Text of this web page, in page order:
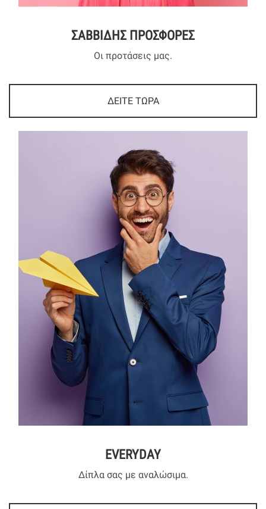
ΣΑΒΒΙΔΗΣ ΠΡΟΣΦΟΡΕΣ
Οι προτάσεις μας.
ΔΕΙΤΕ ΤΩΡΑ
EVERYDAY
Δίπλα σας με αναλώσιμα.